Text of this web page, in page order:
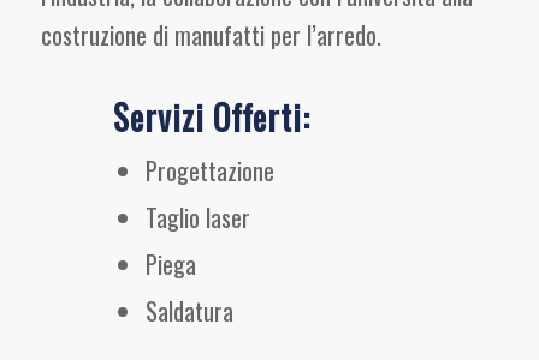
costruzione di manufatti per l’arredo.
Servizi Offerti:
Progettazione
Taglio laser
Piega
Saldatura